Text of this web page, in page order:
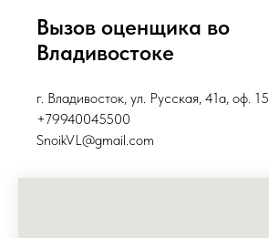
Вызов оценщика во
Владивостоке
г. Владивосток, ул. Русская, 41а, оф. 15
+79940045500
SnoikVL@gmail.com